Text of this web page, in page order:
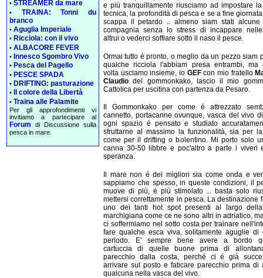
• STREAMER da mare
• TRAINA: Tonni du
branco
• Aguglia Imperiale
• Ricciola: con il vivo
• ALBACORE FEVER
• Innesco Sgombro Vivo
• Pesca del Pagello
• PESCE SPADA
• DRIFTING: pasturazione
• Il colore della Libertà
• Traina alle Palamite
Per gli approfondimenti vi
invitiamo a partecipare al
Forum di Discussione sulla
pesca in mare.
e più tranquillamente riusciamo ad impostare
tecnica, la profondità di pesca e se a fine
scappa il petardo .. almeno siam stati
compagnia senza lo stress di incappare
altrui o vederci soffiare sotto il naso il pesce.
Ormai tutto é pronto, o meglio da un pezzo siam
qualche ricciola l'abbiam presa entrambi, ma
volta usciamo insieme, io GEFcon mio fratello
Claudio del gommonkako, lascio il mio
Cattolica per uscitina con partenza da Pesaro.
Il Gommonkako per come é attrezzato
cannetto, portacanne ovunque, vasca del vivo
ogni spazio é pensato e studiato
sfruttarne al massimo la funzionalità, sia per
come per il drifting o bolentino. Mi porto solo
canna 30-50 libbre e poc'altro a parte i viveri
speranza.
Il mare non é dei migliori sia come onda e
sappiamo che spesso, in queste condizioni, il
muove di più, é più stimolato ... basta solo
mettersi correttamente in pesca. La destinazione
uno dei tanti hot spot presenti al largo
marchigiana come ce ne sono altri in adriatico,
ci soffermiamo nel sotto costa per trainare
fare qualche esca viva, solitamente aguglie di
periodo. E' sempre bene avere a bordo
cartuccia di quelle buone prima di
parecchio dalla costa, perché ci é già
arrivare sul posto e faticare parecchio prima di
qualcuna nella vasca del vivo.